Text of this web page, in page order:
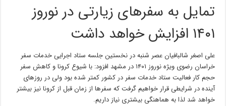
تمایل به سفرهای زیارتی در نوروز
۱۴۰۱ افزایش خواهد داشت
علی اصغر شالبافیان عصر شنبه در نخستین جلسه ستاد اجرایی خدمات سفر
خراسان رضوی ویژه نوروز ۱۴۰۱ در مشهد افزود: با شیوع کرونا و کاهش سفر
حجم کار فعالیت ستاد خدمات سفر در کشور کمتر شده بود ولی در روزهای
آینده در شرایطی قرار خواهیم گرفت که سفرها از زمان قبل از کرونا نیز بیشتر
خواهد شد لذا به هماهنگی بیشتری نیاز داریم.